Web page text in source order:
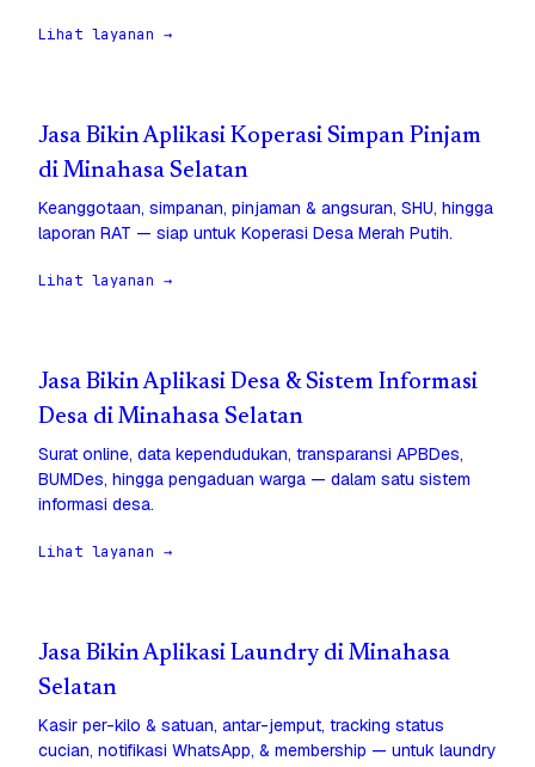
Lihat layanan →
Jasa Bikin Aplikasi Koperasi Simpan Pinjam
di Minahasa Selatan
Keanggotaan, simpanan, pinjaman & angsuran, SHU, hingga
laporan RAT — siap untuk Koperasi Desa Merah Putih.
Lihat layanan →
Jasa Bikin Aplikasi Desa & Sistem Informasi
Desa di Minahasa Selatan
Surat online, data kependudukan, transparansi APBDes,
BUMDes, hingga pengaduan warga — dalam satu sistem
informasi desa.
Lihat layanan →
Jasa Bikin Aplikasi Laundry di Minahasa
Selatan
Kasir per-kilo & satuan, antar-jemput, tracking status
cucian, notifikasi WhatsApp, & membership — untuk laundry